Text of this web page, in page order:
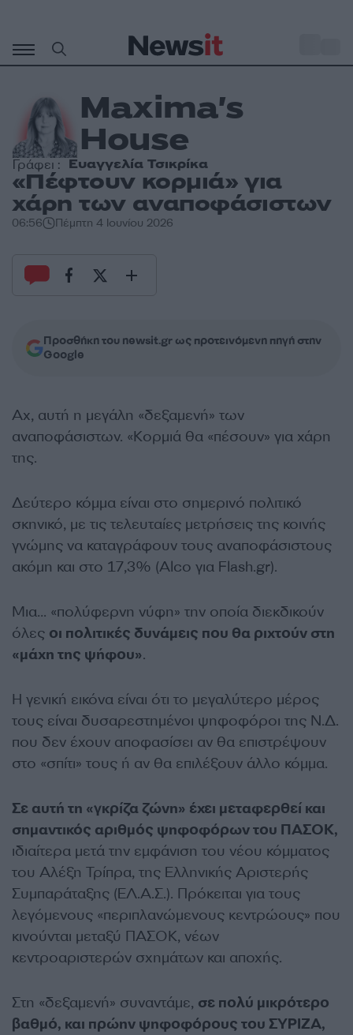
περιεχόμενο
Maxima's
House
Γράφει : Ευαγγελία Τσικρίκα
«Πέφτουν κορμιά» για
χάρη των αναποφάσιστων
06:56 Πέμπτη 4 Ιουνίου 2026
Προσθήκη του newsit.gr ως προτεινόμενη πηγή στην
Google
Αχ, αυτή η μεγάλη «δεξαμενή» των
αναποφάσιστων. «Κορμιά θα «πέσουν» για χάρη
της.
Δεύτερο κόμμα είναι στο σημερινό πολιτικό
σκηνικό, με τις τελευταίες μετρήσεις της κοινής
γνώμης να καταγράφουν τους αναποφάσιστους
ακόμη και στο 17,3% (Alco για Flash.gr).
Μια… «πολύφερνη νύφη» την οποία διεκδικούν
όλες οι πολιτικές δυνάμεις που θα ριχτούν στη
«μάχη της ψήφου».
Η γενική εικόνα είναι ότι το μεγαλύτερο μέρος
τους είναι δυσαρεστημένοι ψηφοφόροι της Ν.Δ.
που δεν έχουν αποφασίσει αν θα επιστρέψουν
στο «σπίτι» τους ή αν θα επιλέξουν άλλο κόμμα.
Σε αυτή τη «γκρίζα ζώνη» έχει μεταφερθεί και
σημαντικός αριθμός ψηφοφόρων του ΠΑΣΟΚ,
ιδιαίτερα μετά την εμφάνιση του νέου κόμματος
του Αλέξη Τρίπρα, της Ελληνικής Αριστερής
Συμπαράταξης (ΕΛ.Α.Σ.). Πρόκειται για τους
λεγόμενους «περιπλανώμενους κεντρώους» που
κινούνται μεταξύ ΠΑΣΟΚ, νέων
κεντροαριστερών σχημάτων και αποχής.
Στη «δεξαμενή» συναντάμε, σε πολύ μικρότερο
βαθμό, και πρώην ψηφοφόρους του ΣΥΡΙΖΑ,